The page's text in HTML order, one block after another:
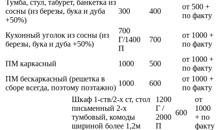
Тумба, стул, табурет, банкетка из
сосны (из березы, бука и дуба
+50%)
300 400
от 500 +
по факту
Кухонный уголок из сосны (из
березы, бука и дуба +50%)
700
Г/1400
П
700
от 1000 +
по факту
ПМ каркасный 1000 500
от 1000 +
по факту
ПМ бескаркасный (решетка в
сборе всегда, поэтому поэтажно)
1000 600
от 1000 +
по факту
Шкаф 1-ств/2-х ст, стол
письменный 2-х
тумбовый, комоды
шириной более 1,2м
1200
Г /
2000
П
600
от
1000
+ по
факту